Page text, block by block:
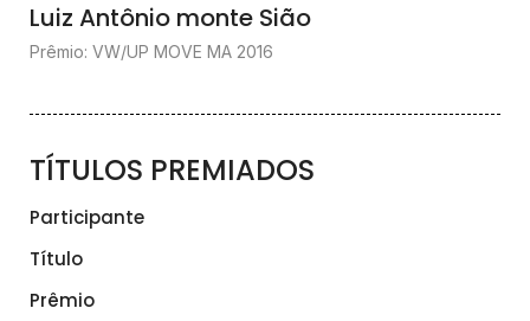
Luiz Antônio monte Sião
Prêmio: VW/UP MOVE MA 2016
TÍTULOS PREMIADOS
Participante
Título
Prêmio